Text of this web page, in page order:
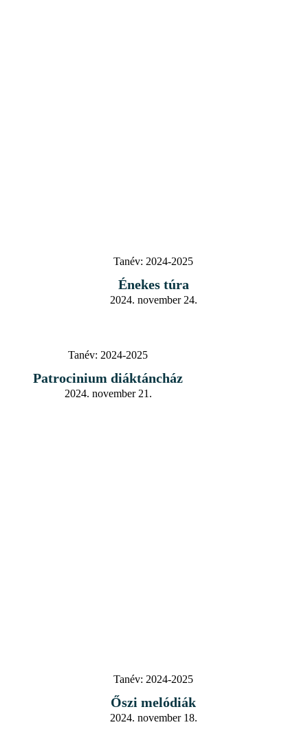
Tanév: 2024-2025
Énekes túra
2024. november 24.
Tanév: 2024-2025
Patrocinium diáktáncház
2024. november 21.
Tanév: 2024-2025
Őszi melódiák
2024. november 18.